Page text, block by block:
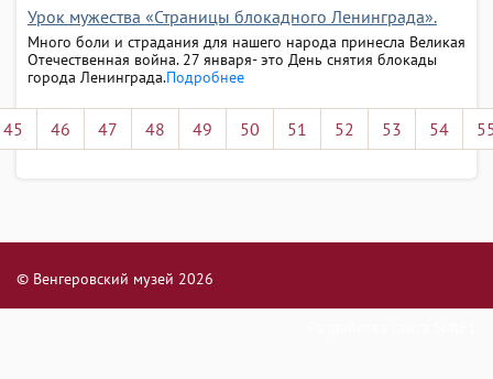
Урок мужества «Страницы блокадного Ленинграда».
Много боли и страдания для нашего народа принесла Великая
Отечественная война. 27 января- это День снятия блокады
города Ленинграда.Подробнее
45 46 47 48 49 50 51 52 53 54
© Венгеровский музей 2026